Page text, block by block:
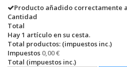
Producto añadido correctamente
Cantidad
Total
Hay 1 artículo en su cesta.
Total productos: (impuestos inc.)
Impuestos 0,00 €
Total (impuestos inc.)